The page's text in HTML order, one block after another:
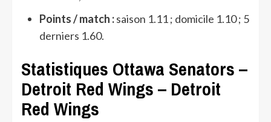
Points / match :saison 1.11 ; domicile 1.10 ; 5
derniers 1.60.
Statistiques Ottawa Senators –
Detroit Red Wings – Detroit
Red Wings